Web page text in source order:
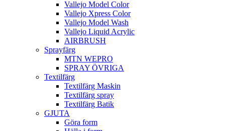
Vallejo Model Color
Vallejo Xpress Color
Vallejo Model Wash
Vallejo Liquid Acrylic
AIRBRUSH
Sprayfärg
MTN WEPRO
SPRAY ÖVRIGA
Textilfärg
Textilfärg Maskin
Textilfärg spray
Textilfärg Batik
GJUTA
Göra form